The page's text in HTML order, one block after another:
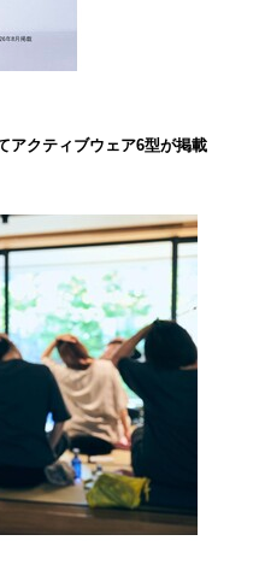
アクティブウェア6型が掲載